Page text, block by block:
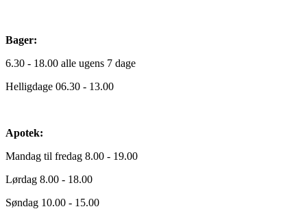
Bager:
6.30 - 18.00 alle ugens 7 dage
Helligdage 06.30 - 13.00
Apotek:
Mandag til fredag 8.00 - 19.00
Lørdag 8.00 - 18.00
Søndag 10.00 - 15.00